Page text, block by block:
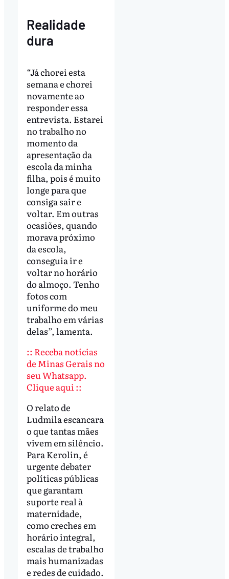
Realidade
dura
“Já chorei esta
semana e chorei
novamente ao
responder essa
entrevista. Estarei
no trabalho no
momento da
apresentação da
escola da minha
filha, pois é muito
longe para que
consiga sair e
voltar. Em outras
ocasiões, quando
morava próximo
da escola,
conseguia ir e
voltar no horário
do almoço. Tenho
fotos com
uniforme do meu
trabalho em várias
delas”, lamenta.
:: Receba notícias
de Minas Gerais no
seu Whatsapp.
Clique aqui ::
O relato de
Ludmila escancara
o que tantas mães
vivem em silêncio.
Para Kerolin, é
urgente debater
políticas públicas
que garantam
suporte real à
maternidade,
como creches em
horário integral,
escalas de trabalho
mais humanizadas
e redes de cuidado.